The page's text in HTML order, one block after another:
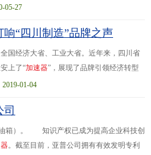
对象标准。另一方面，引导资金、人才等
投资经营的信心。下一步，红河州将着眼
游、电子设备制造、保税物流等产业招商上
05-27
“四川制造”品牌之声
国经济大省、工业大省。近年来，四川省
上了“加速器”，展现了品牌引领经济转型
模以上工业增加值同比增长8.3%，增速比
制造”品牌提升三年行动计划（2019-
牌培育、品牌传播”行动，进一步聚合工业
01-04
箱）。 知识产权已成为提高企业科技创
器。截至目前，亚普公司拥有有效发明专利